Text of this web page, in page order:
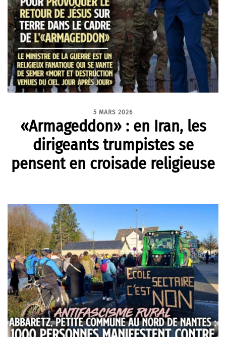
5 MARS 2026
«Armageddon» : en Iran, les
dirigeants trumpistes se
pensent en croisade religieuse